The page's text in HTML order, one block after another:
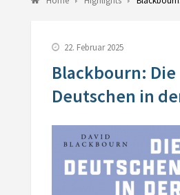
22. Februar 2025
Blackbourn: Die
Deutschen in